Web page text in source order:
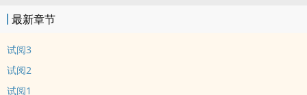
因为回不去，他们因此而与十年后的组织共处，泽田发现在十年后的
自己是如此被深爱着，甚至已经死去了都一样。
强，所以找上了某人帮助他缩短这十年的差距，却因此而让泽田陷入
最新章节
试阅3
试阅2
试阅1